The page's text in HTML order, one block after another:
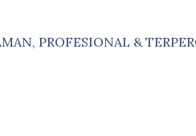
PROFESIONAL &